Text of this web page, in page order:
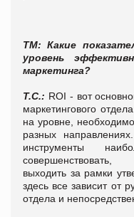
ТМ: Какие
уровень
маркетинга?
Т.С.: ROI - вот
маркетингового
на уровне,
разных
инструменты
выходить за рамки
здесь все зависит от
отдела и